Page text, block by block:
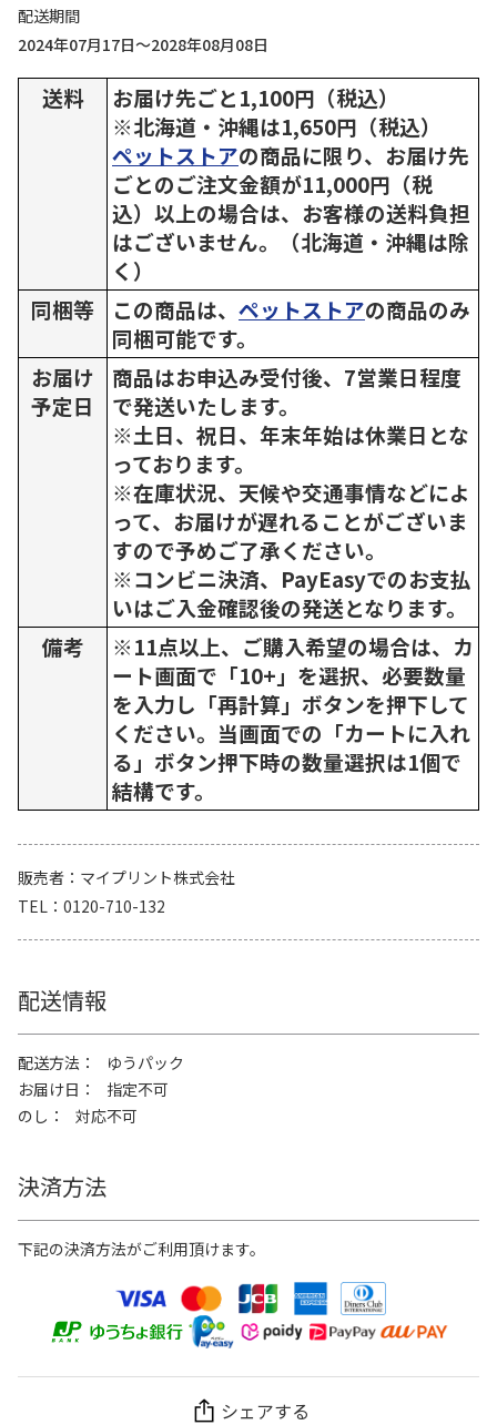
配送期間
2024年07月17日～2028年08月08日
送料
お届け先ごと1,100円（税込）
※北海道・沖縄は1,650円（税込）
ペットストアの商品に限り、お届け先
ごとのご注文金額が11,000円（税
込）以上の場合は、お客様の送料負担
はございません。（北海道・沖縄は除
く）
同梱等
この商品は、 ペットストアの商品のみ
同梱可能です。
お届け
予定日
商品はお申込み受付後、7営業日程度
で発送いたします。
※土日、祝日、年末年始は休業日とな
っております。
※在庫状況、天候や交通事情などによ
って、お届けが遅れることがございま
すので予めご了承ください。
※コンビニ決済、PayEasyでのお支払
いはご入金確認後の発送となります。
備考
※11点以上、ご購入希望の場合は、カ
ート画面で「10+」を選択、必要数量
を入力し「再計算」ボタンを押下して
ください。当画面での「カートに入れ
る」ボタン押下時の数量選択は1個で
結構です。
販売者
マイプリント株式会社
TEL
0120-710-132
配送情報
配送方法
ゆうパック
お届け日
指定不可
のし
対応不可
決済方法
下記の決済方法がご利用頂けます。
シェアする